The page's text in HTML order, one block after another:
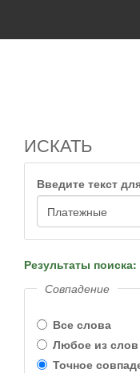
ИСКАТЬ
Введите текст
Результаты
Совпадение
Все слова
Любое из слов
Точное